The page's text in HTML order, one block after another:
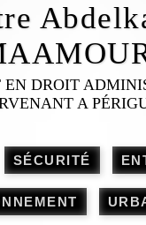
EN DROIT
A
SÉCURITÉ